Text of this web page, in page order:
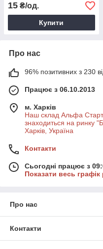
15 ₴/од.
Купити
Про нас
96% позитивних з 230
Працює з 06.10.2013
м. Харків
Наш склад Альфа
знаходиться на ринку
Харків, Україна
Контакти
Сьогодні працює з
Показати весь графік
Про нас
Контакти